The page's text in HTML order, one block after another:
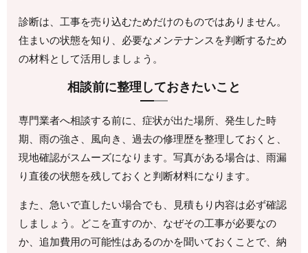
診断は、工事を売り込むためだけのものではありません。
住まいの状態を知り、必要なメンテナンスを判断するため
の材料として活用しましょう。
相談前に整理しておきたいこと
専門業者へ相談する前に、症状が出た場所、発生した時
期、雨の強さ、風向き、過去の修理歴を整理しておくと、
現地確認がスムーズになります。写真がある場合は、雨漏
り直後の状態を残しておくと判断材料になります。
また、急いで直したい場合でも、見積もり内容は必ず確認
しましょう。どこを直すのか、なぜその工事が必要なの
か、追加費用の可能性はあるのかを聞いておくことで、納